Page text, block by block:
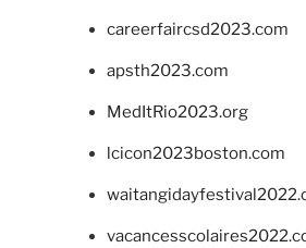
careerfaircsd2023.com
apsth2023.com
MedItRio2023.org
lcicon2023boston.com